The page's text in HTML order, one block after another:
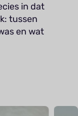
in dat
tussen
en wat